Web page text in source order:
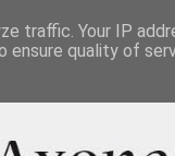
traffic. Your IP
quality of